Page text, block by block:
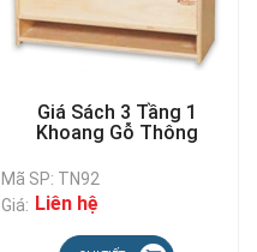
Giá Sách 3 Tầng 1
Khoang Gỗ Thông
Mã SP: TN92
Giá: Liên hệ